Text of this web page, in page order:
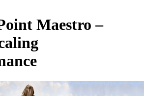
Maestro –